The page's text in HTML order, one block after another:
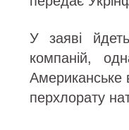
У заяві
компаній,
Американське
перхлорату